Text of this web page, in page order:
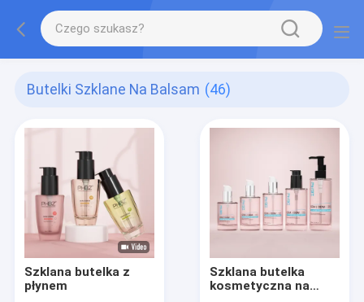
Butelki Szklane Na Balsam (46)
Szklana butelka z
płynem
Szklana butelka
kosmetyczna na